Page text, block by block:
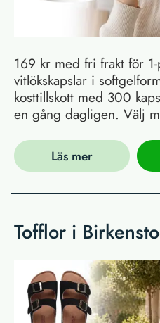
169 kr med fri frakt för
vitlökskapslar i
kosttillskott med 300
en gång dagligen. Välj
Läs mer
Tofflor i